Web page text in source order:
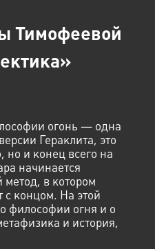
Тимофеевой
огонь — одна
Гераклита, это
но и конец всего на
начинается
в котором
с концом. На этой
философии огня и о
и история,